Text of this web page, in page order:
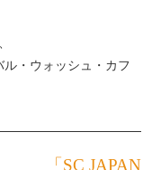
・ウォッシュ・カフ
「SC JAPAN